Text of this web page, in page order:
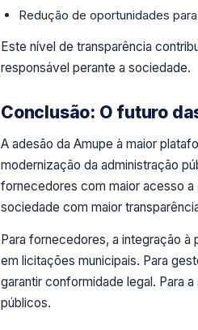
Redução de oportunidades
Este nível de transparência
responsável perante a sociedade.
Conclusão: O futuro
A adesão da Amupe à maior
modernização da administração
fornecedores com maior acesso
sociedade com maior
Para fornecedores, a integração
em licitações municipais. Para
garantir conformidade legal. Para
públicos.